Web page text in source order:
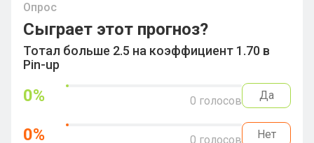
Опрос
Сыграет этот прогноз?
Тотал больше 2.5 на коэффициент 1.70 в
Pin-up
0% 0 голосов Да
0% 0 голосов Нет